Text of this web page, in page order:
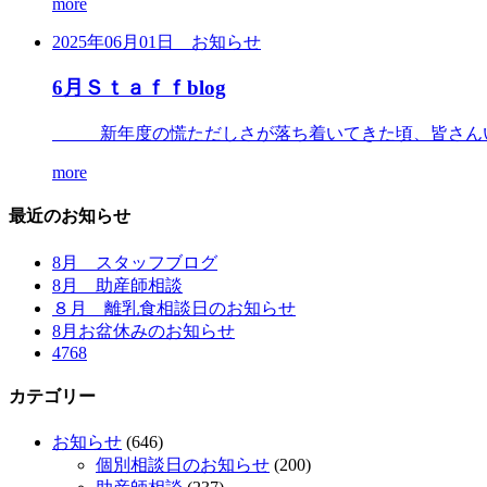
2025年06月01日 お知らせ
6月Ｓｔａｆｆblog
新年度の慌ただしさが落ち着いてきた頃、皆さん
more
最近のお知らせ
8月 スタッフブログ
8月 助産師相談
８月 離乳食相談日のお知らせ
8月お盆休みのお知らせ
4768
カテゴリー
お知らせ (646)
個別相談日のお知らせ (200)